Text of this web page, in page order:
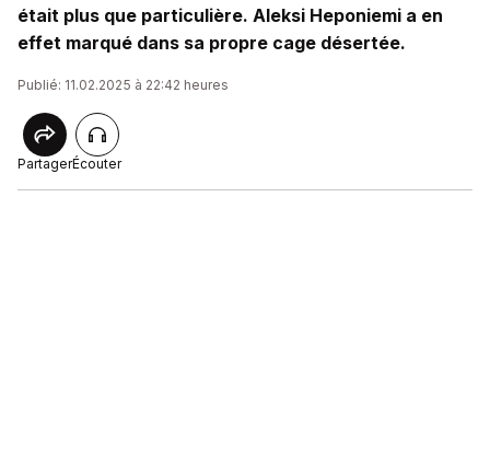
était plus que particulière. Aleksi Heponiemi a en
effet marqué dans sa propre cage désertée.
Publié: 11.02.2025 à 22:42 heures
PartagerÉcouter